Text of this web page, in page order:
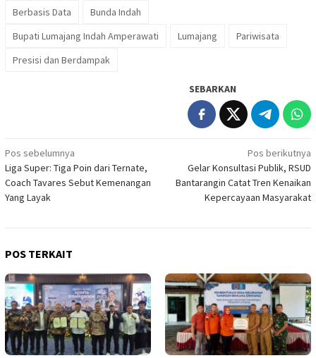
Berbasis Data
Bunda Indah
Bupati Lumajang Indah Amperawati
Lumajang
Pariwisata
Presisi dan Berdampak
SEBARKAN
Navigasi
pos
Pos sebelumnya
Liga Super: Tiga Poin dari Ternate,
Coach Tavares Sebut Kemenangan
Yang Layak
Pos berikutnya
Gelar Konsultasi Publik, RSUD
Bantarangin Catat Tren Kenaikan
Kepercayaan Masyarakat
POS TERKAIT